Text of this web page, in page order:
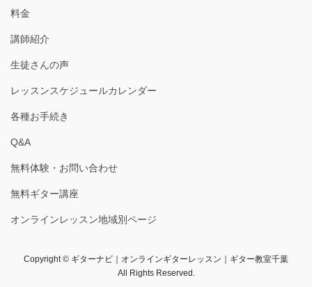
料金
講師紹介
生徒さんの声
レッスンスケジュールカレンダー
各種お手続き
Q&A
無料体験・お問い合わせ
無料ギター講座
オンラインレッスン地域別ページ
Copyright © ギターナビ｜オンラインギターレッスン｜ギター教室千葉
All Rights Reserved.